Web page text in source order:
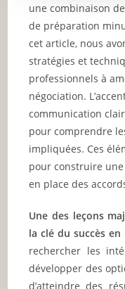
une combinaison
de préparation
cet article, nous
stratégies et
professionnels à
négociation.
communication
pour comprendre
impliquées. Ces
pour construire
en place des
Une des leçons
la clé du succès
rechercher les
développer des
d’atteindre des